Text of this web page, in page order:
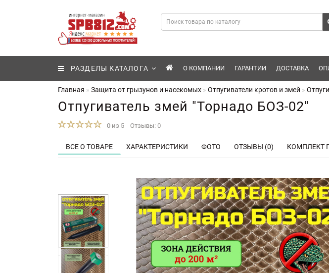
РАЗДЕЛЫ КАТАЛОГА О КОМПАНИИ ГАРАНТИИ ДОСТАВКА
Главная Защита от грызунов и насекомых Отпугиватели кротов и змей
Отпугиватель змей "Торнадо БОЗ-02"
0 из 5 Отзывы: 0
ВСЕ О ТОВАРЕ ХАРАКТЕРИСТИКИ ФОТО ОТЗЫВЫ (0) КОМПЛЕКТ